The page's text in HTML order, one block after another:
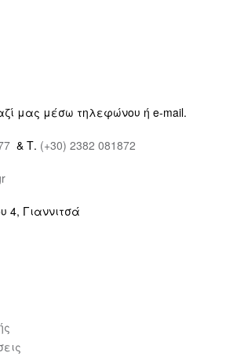
μας μέσω τηλεφώνου ή e-mail.
& Τ. (+30) 2382 081872
4, Γιαννιτσά